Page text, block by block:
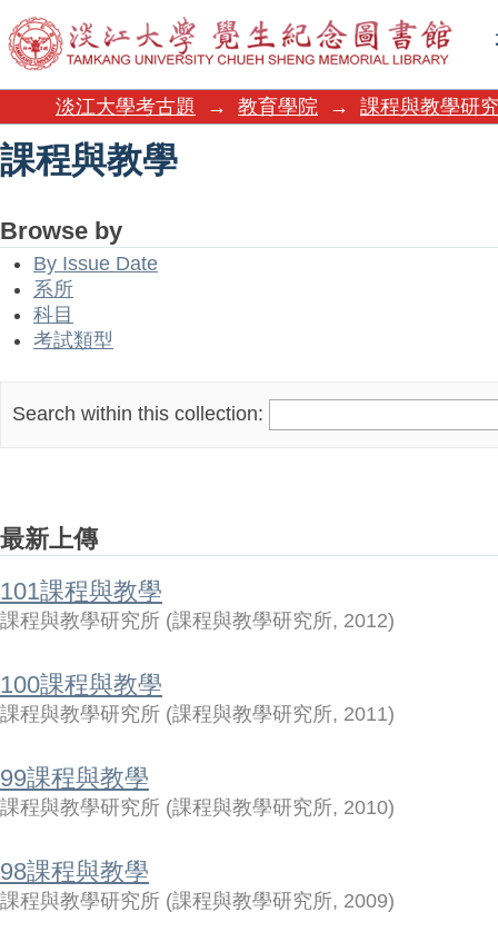
課程與教學
淡江大學考古題 → 教育學院 → 課程與教學研
課程與教學
Browse by
By Issue Date
系所
科目
考試類型
Search within this collection:
最新上傳
101課程與教學
課程與教學研究所 (課程與教學研究所, 2012)
100課程與教學
課程與教學研究所 (課程與教學研究所, 2011)
99課程與教學
課程與教學研究所 (課程與教學研究所, 2010)
98課程與教學
課程與教學研究所 (課程與教學研究所, 2009)